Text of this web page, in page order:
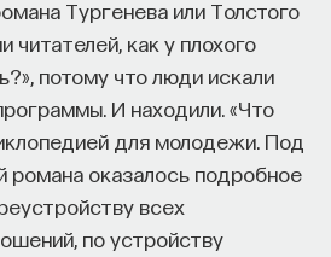
Тургенева или Толстого
читателей, как у плохого
потому что люди искали
И находили. «Что
для молодежи. Под
оказалось подробное
всех
по устройству
выходит на работу, —
Дальше человек
много лет пользуется тем,
Если задуматься, как
на свое первое образование,
годах,